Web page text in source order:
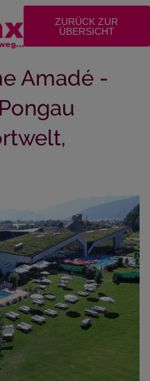
ZURÜCK ZUR
ÜBERSICHT
Amadé -